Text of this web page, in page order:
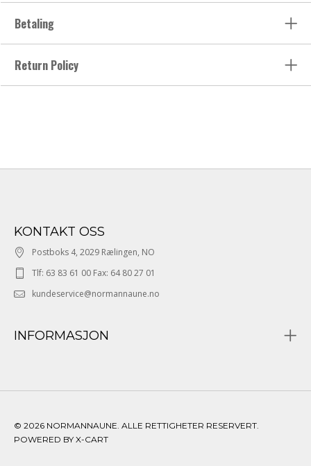
Betaling
Return Policy
KONTAKT OSS
Postboks 4, 2029 Rælingen, NO
Tlf: 63 83 61 00 Fax: 64 80 27 01
kundeservice@normannaune.no
INFORMASJON
© 2026 NORMANNAUNE. ALLE RETTIGHETER RESERVERT.
POWERED BY X-CART